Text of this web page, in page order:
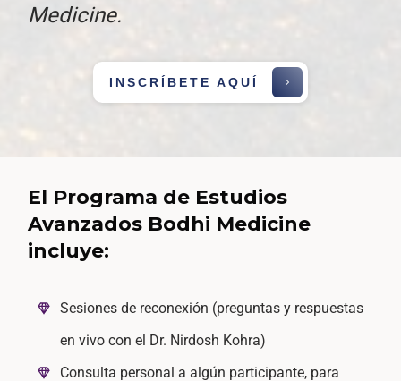
Medicine.
INSCRÍBETE AQUÍ
El Programa de Estudios
Avanzados Bodhi Medicine
incluye:
Sesiones de reconexión (preguntas y respuestas
en vivo con el Dr. Nirdosh Kohra)
Consulta personal a algún participante, para